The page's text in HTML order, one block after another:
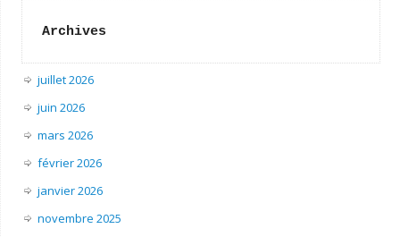
Archives
juillet 2026
juin 2026
mars 2026
février 2026
janvier 2026
novembre 2025